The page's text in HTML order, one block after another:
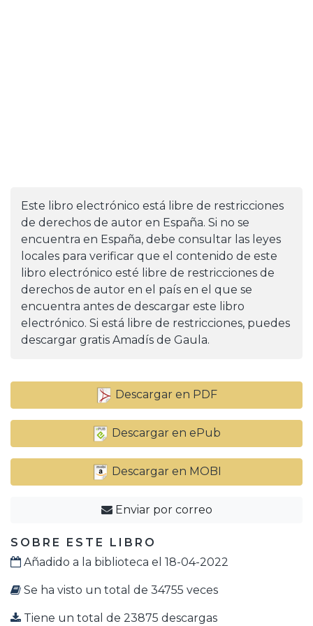
Este libro electrónico está libre de restricciones
de derechos de autor en España. Si no se
encuentra en España, debe consultar las leyes
locales para verificar que el contenido de este
libro electrónico esté libre de restricciones de
derechos de autor en el país en el que se
encuentra antes de descargar este libro
electrónico. Si está libre de restricciones, puedes
descargar gratis Amadís de Gaula.
Descargar en PDF
Descargar en ePub
Descargar en MOBI
Enviar por correo
SOBRE ESTE LIBRO
Añadido a la biblioteca el 18-04-2022
Se ha visto un total de 34755 veces
Tiene un total de 23875 descargas